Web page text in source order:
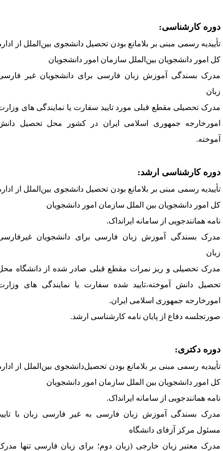
کارشناسی:
رسمی مبنی بر بلامانع بودن تحصیل دانشجوی بین
‌الملل از اداره
امور دانشجویان بین‌الملل سازمان امور دانشجویان
بسندگی
آموزش زبان فارسی برای دانشجویان غیر فارسی
تحصیلی مقطع قبلی مورد تایید سفارت یا نمایندگی های وزارت
جمهوری اسلامی ایران در کشور محل تحصیل
دانش
.
کارشناسی ارشد:
رسمی مبنی بر بلامانع بودن تحصیل
دانشجوی بین‌الملل از اداره
امور دانشجویان بین الملل سازمان امور دانشجویان
همانندجویی از سامانه ایرانداک.
بسندگی
آموزش زبان فارسی برای دانشجویان غیرفارسی
تحصیلی و ریز نمرات مقطع قبلی صادر شده از دانشگاه محل
دانش آموخته،تایید شده سفارت نمایندگی های
وزارت
جمهوری اسلامی ایران.
دفاع از پایان نامه کارشناسی ارشد.
دکتری:
رسمی مبنی بر بلامانع بودن تحصیل‌دانشجوی
بین‌الملل از اداره
امور دانشجویان بین الملل سازمان امور دانشجویان
همانندجویی از سامانه ایرانداک.
بسندگی آموزش زبان فارسی به غیر فارسی زبان با
تایید
مرکز آزفای دانشگاه
معتبر زبان خارجی (زبا ن دوم؛ برای زبان فارسی تنها مدرک